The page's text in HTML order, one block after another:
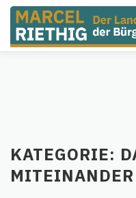
Zum
Inhalt
springen
SOCIAL MEDIA
KATEGORIE:
MITEINANDER